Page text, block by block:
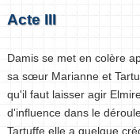
Acte III
Damis se met en colère
sa sœur Marianne et
qu'il faut laisser agir
d'influence dans le
Tartuffe elle a quelque